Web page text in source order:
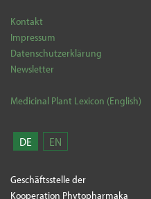
Kontakt
Impressum
Datenschutzerklärung
Newsletter
Medicinal Plant Lexicon (English)
DE EN
Geschäftsstelle der
Kooperation Phytopharmaka